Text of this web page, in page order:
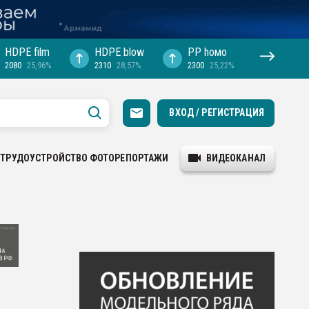
HDPE film
2080 25,96%
HDPE blow
2310 28,57%
PP hомо
2300 25,22%
ВХОД / РЕГИСТРАЦИЯ
ТРУДОУСТРОЙСТВО ФОТОРЕПОРТАЖИ ВИДЕОКАНАЛ